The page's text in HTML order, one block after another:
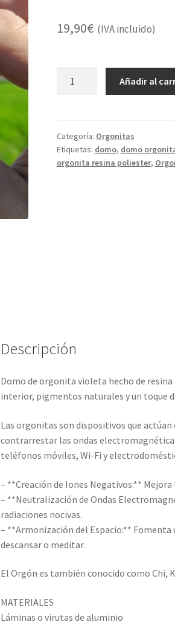
19,90€ (IVA incluido)
cantidad
Añadir al
Categoría: Orgonitas
Etiquetas: domo, domo
orgonita resina poliester,
Descripción
Domo de orgonita violeta hecho de
interior, pigmentos naturales y un toque
Las orgonitas son dispositivos que
contrarrestar las ondas
teléfonos móviles, Wi-Fi y
– **Creación de Iones Negativos:**
– **Neutralización de Ondas
radiaciones nocivas.
– **Armonización del Espacio:**
descansar o meditar.
El Orgón es también conocido como Chi,
MATERIALES
Láminas o virutas de aluminio